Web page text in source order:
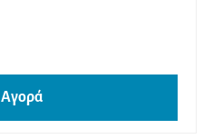
Αγορά